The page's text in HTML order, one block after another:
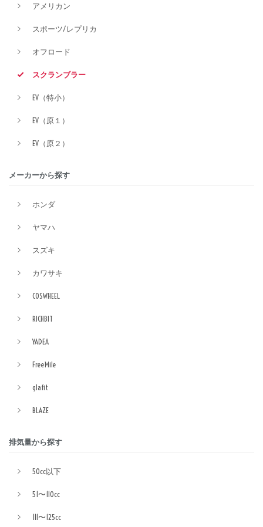
アメリカン
スポーツ/レプリカ
オフロード
スクランブラー
EV（特小）
EV（原１）
EV（原２）
メーカーから探す
ホンダ
ヤマハ
スズキ
カワサキ
COSWHEEL
RICHBIT
YADEA
FreeMile
glafit
BLAZE
排気量から探す
50cc以下
51〜110cc
111〜125cc